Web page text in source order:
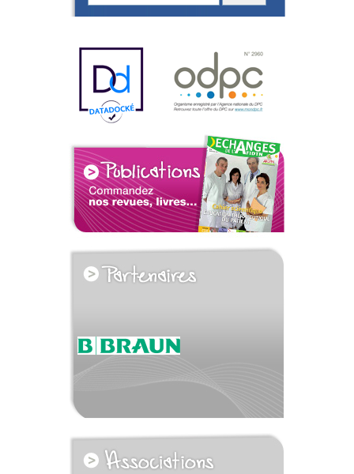
voir tous les partenaires